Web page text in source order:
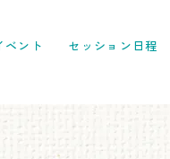
ベント セッション日程